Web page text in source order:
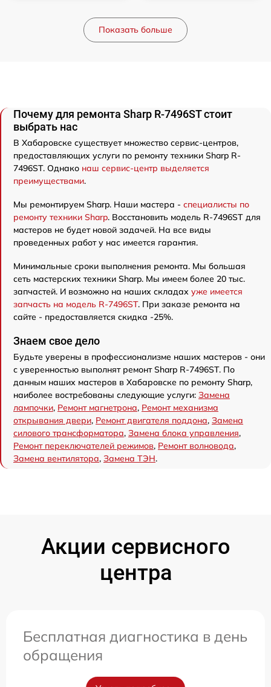
Показать больше
Почему для ремонта Sharp R-7496ST стоит
выбрать нас
В Хабаровске существует множество сервис-центров,
предоставляющих услуги по ремонту техники Sharp R-
7496ST. Однако наш сервис-центр выделяется
преимуществами.
Мы ремонтируем Sharp. Наши мастера - специалисты по
ремонту техники Sharp. Восстановить модель R-7496ST для
мастеров не будет новой задачей. На все виды
проведенных работ у нас имеется гарантия.
Минимальные сроки выполнения ремонта. Мы большая
сеть мастерских техники Sharp. Мы имеем более 20 тыс.
запчастей. И возможно на наших складах уже имеется
запчасть на модель R-7496ST. При заказе ремонта на
сайте - предоставляется скидка -25%.
Знаем свое дело
Будьте уверены в профессионализме наших мастеров - они
с уверенностью выполнят ремонт Sharp R-7496ST. По
данным наших мастеров в Хабаровске по ремонту Sharp,
наиболее востребованы следующие услуги: Замена
лампочки, Ремонт магнетрона, Ремонт механизма
открывания двери, Ремонт двигателя поддона, Замена
силового трансформатора, Замена блока управления,
Ремонт переключателей режимов, Ремонт волновода,
Замена вентилятора, Замена ТЭН.
Акции сервисного
центра
Бесплатная диагностика в день
обращения